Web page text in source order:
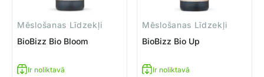
Mēslošanas Līdzekļi
BioBizz Bio Bloom
Ir noliktavā
Mēslošanas Līdzekļi
BioBizz Bio Up
Ir noliktavā